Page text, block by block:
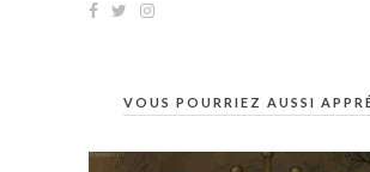
VOUS POURRIEZ AUSSI